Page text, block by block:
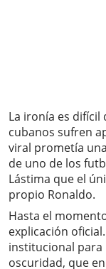
La ironía es
cubanos sufren
viral prometía
de uno de los
Lástima que el
propio Ronaldo.
Hasta el
explicación
institucional para
oscuridad, que